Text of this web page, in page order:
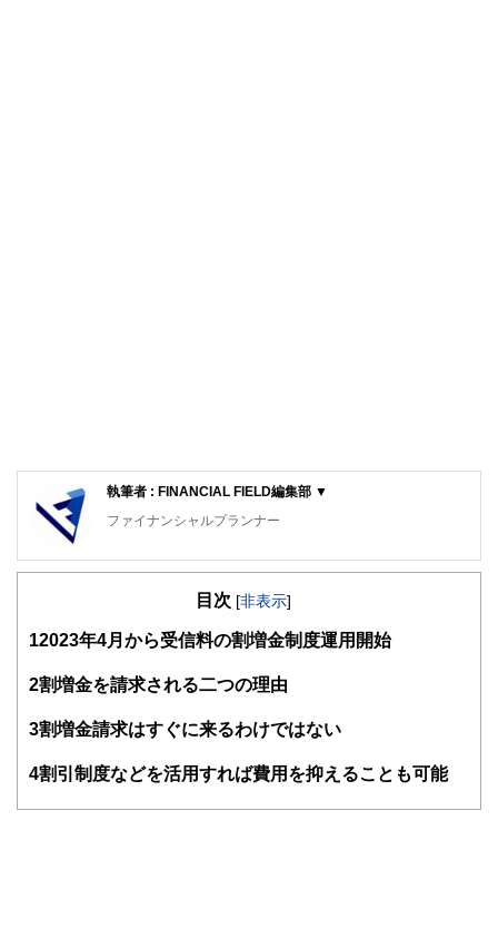
執筆者 : FINANCIAL FIELD編集部 ▼
ファイナンシャルプランナー
FinancialField編集部は、金融、経済に関する記事を、日々
知識がない方でも理解できるようわかりやすく発信していま
得者を中心に「お金や暮らし」に関する書籍・雑誌の編集経
験者で構成され、企画立案から記事掲載まですべての工程に
護士、税理士、宅地建物取引士、相続診断士、住宅ローンア
目次 [非表示]
1 2023年4月から受信料の割増金制度運用開始
2割増金を請求される二つの理由
3割増金請求はすぐに来るわけではない
4割引制度などを活用すれば費用を抑えることも可能